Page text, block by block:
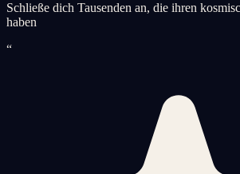
Schließe dich Tausenden an, die ihren
haben
“